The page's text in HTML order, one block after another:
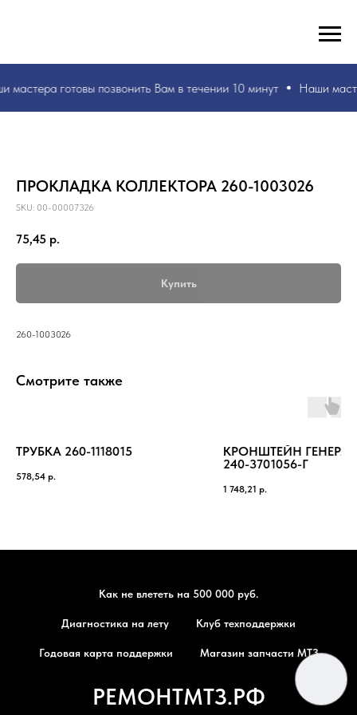
мастераготовы позвонить Вам в течении 10 минут Наши
ПРОКЛАДКА КОЛЛЕКТОРА 260-1003026
SKU: 00-00007326
75,45 р.
Купить
260-1003026
Смотрите также
ТРУБКА 260-1118015
578,54 р.
КРОНШТЕЙН
240-3701056-Г
1 748,21 р.
Как не влететь на 500 000 руб.
Диагностика на лету Клуб техподдержки
Годовая карта поддержки Магазин запчасти МТЗ
РЕМОНТМТЗ.РФ